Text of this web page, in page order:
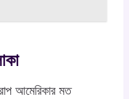
আমেরিকার মত